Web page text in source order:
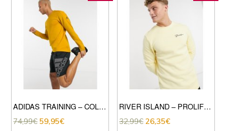
ADIDAS TRAINING – COLD RDY – FELPA GIALLA-GIALLO
74,99€ 59,95€
RIVER ISLAND – PROLIFIC – FELPA SLIM GIALLA-GIALLO
32,99€ 26,35€